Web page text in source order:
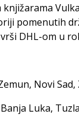
pomenutih
DHL-om u
Novi
Luka,